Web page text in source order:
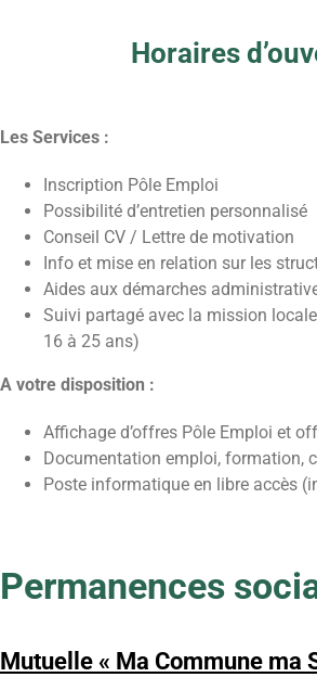
Horaires
Les Services :
Inscription Pôle Emploi
Possibilité d’entretien personnalisé
Conseil CV / Lettre de motivation
Info et mise en relation sur les
Aides aux démarches
Suivi partagé avec la mission
16 à 25 ans)
A votre disposition :
Affichage d’offres Pôle Emploi et
Documentation emploi, formation,
Poste informatique en libre accès
Permanences
Mutuelle « Ma Commune ma